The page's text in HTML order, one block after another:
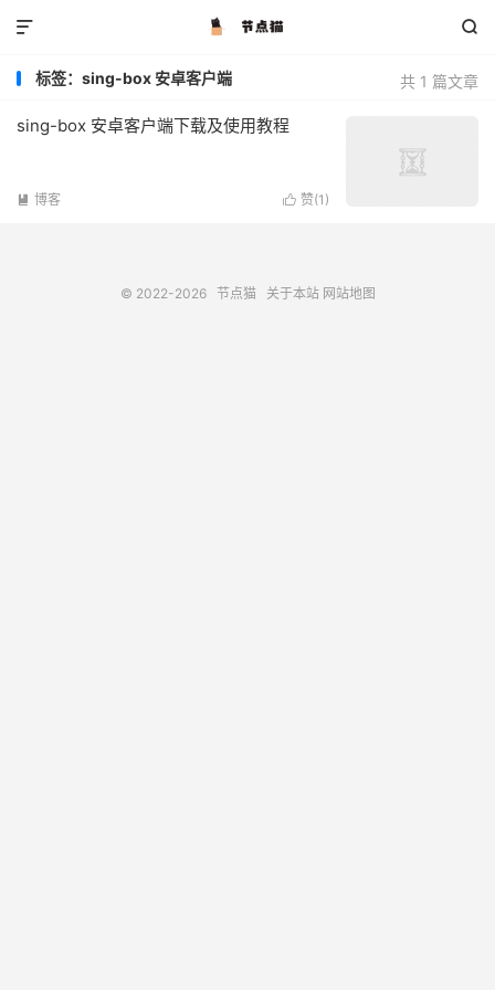


共 1 篇文章
标签：sing-box 安卓客户端
sing-box 安卓客户端下载及使用教程
 赞(1 )
 博客
© 2022-2026 节点猫 关于本站 网站地图